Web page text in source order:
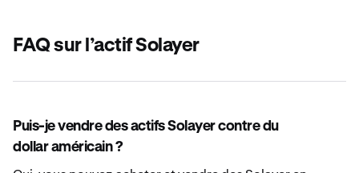
FAQ sur l’actif Solayer
Puis-je vendre des actifs Solayer contre du
dollar américain ?